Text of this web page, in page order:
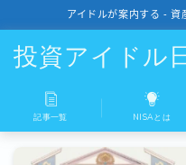
アイドルが案内する - 資
投資アイドル
記事一覧
記事一覧 NISAとは